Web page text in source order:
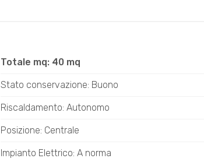
Totale mq: 40 mq
Stato conservazione: Buono
Riscaldamento: Autonomo
Posizione: Centrale
Impianto Elettrico: A norma